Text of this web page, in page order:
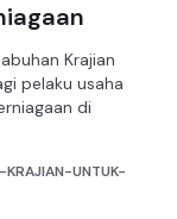
Krajian
pelaku usaha
di
UNTUK-